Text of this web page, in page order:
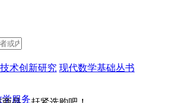
术创新研究 现代数学基础丛书
学服务